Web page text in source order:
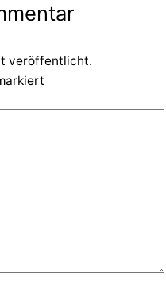
veröffentlicht.